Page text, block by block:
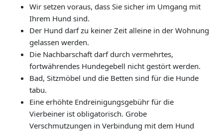
Wir setzen voraus, dass Sie sicher im Umgang mit
Ihrem Hund sind.
Der Hund darf zu keiner Zeit alleine in der Wohnung
gelassen werden.
Die Nachbarschaft darf durch vermehrtes,
fortwährendes Hundegebell nicht gestört werden.
Bad, Sitzmöbel und die Betten sind für die Hunde
tabu.
Eine erhöhte Endreinigungsgebühr für die
Vierbeiner ist obligatorisch. Grobe
Verschmutzungen in Verbindung mit dem Hund